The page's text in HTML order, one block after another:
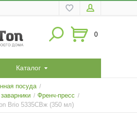
0
Каталог
посуда /
/ Френч-пресс /
Brio 5335CBж (350 мл)